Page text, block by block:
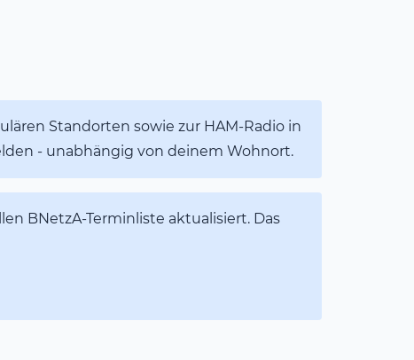
Standorten sowie zur HAM-Radio in
- unabhängig von deinem Wohnort.
BNetzA-Terminliste aktualisiert. Das